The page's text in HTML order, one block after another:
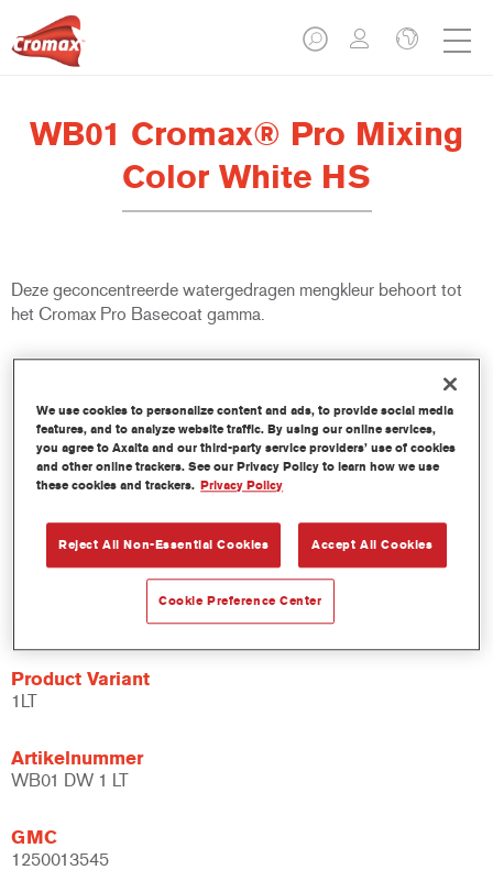
WB01 Cromax® Pro Mixing
Color White HS
Deze geconcentreerde watergedragen mengkleur behoort tot
het Cromax Pro Basecoat gamma.
kleurovereenstemming.
Snel en zuinig gebruik; helpt de doorstroming en de
productiviteit te verbeteren.
Maakt deel uit van een gevestigd en uitgebreid kleur- en
Uitgebreide toepassingsmogelijkheden.
Flexibel - kan gebruikt worden bij verschillende
klimaatomstandigheden en met verschillende
applicatietechnieken.
Product Variant
1LT
Artikelnummer
WB01 DW 1 LT
GMC
1250013545
We use cookies to personalize content and ads, to provide social media
features, and to analyze website traffic. By using our online services,
you agree to Axalta and our third-party service providers’ use of cookies
and other online trackers. See our Privacy Policy to learn how we use
these cookies and trackers. Privacy Policy
Reject All Non-Essential Cookies Accept All Cookies
Cookie Preference Center